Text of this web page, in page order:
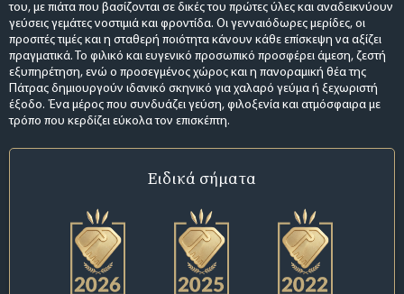
του, με πιάτα που βασίζονται σε δικές του πρώτες ύλες και αναδεικνύουν
γεύσεις γεμάτες νοστιμιά και φροντίδα. Οι γενναιόδωρες μερίδες, οι
προσιτές τιμές και η σταθερή ποιότητα κάνουν κάθε επίσκεψη να αξίζει
πραγματικά. Το φιλικό και ευγενικό προσωπικό προσφέρει άμεση, ζεστή
εξυπηρέτηση, ενώ ο προσεγμένος χώρος και η πανοραμική θέα της
Πάτρας δημιουργούν ιδανικό σκηνικό για χαλαρό γεύμα ή ξεχωριστή
έξοδο. Ένα μέρος που συνδυάζει γεύση, φιλοξενία και ατμόσφαιρα με
τρόπο που κερδίζει εύκολα τον επισκέπτη.
Ειδικά σήματα